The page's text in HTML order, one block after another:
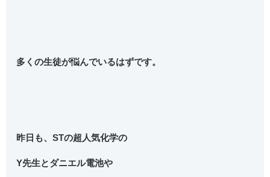
多くの生徒が悩んでいるはずです。
昨日も、STの超人気化学の
Y先生とダニエル電池や